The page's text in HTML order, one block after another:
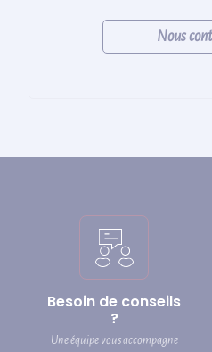
Nous
Besoin de conseils
?
Une équipe vous accompagne